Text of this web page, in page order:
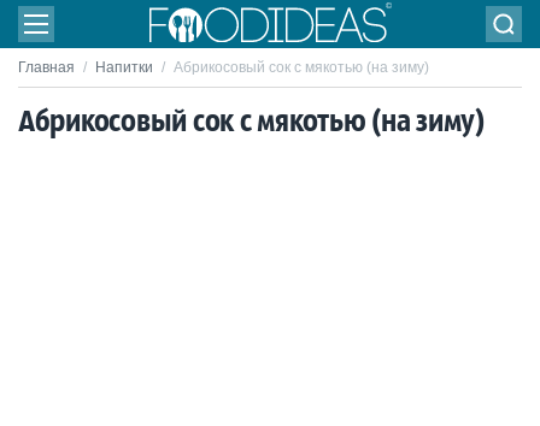
Главная / Напитки / Абрикосовый сок с мякотью (на зиму)
Абрикосовый сок с мякотью (на зиму)